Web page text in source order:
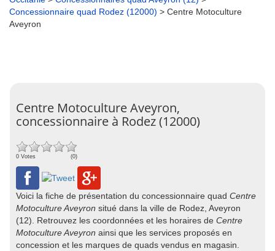
Concessionnaire quad Rodez (12000) > Centre Motoculture
Aveyron
Centre Motoculture Aveyron,
concessionnaire à Rodez (12000)
0 Votes (0)
Voici la fiche de présentation du concessionnaire quad Centre
Motoculture Aveyron situé dans la ville de Rodez, Aveyron
(12). Retrouvez les coordonnées et les horaires de Centre
Motoculture Aveyron ainsi que les services proposés en
concession et les marques de quads vendus en magasin.